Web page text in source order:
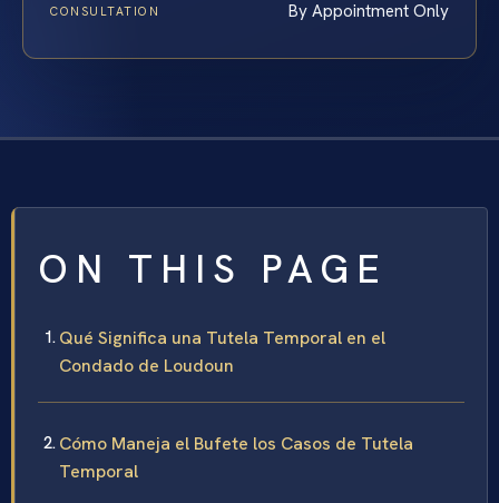
CONSULTATION By Appointment Only
ON THIS PAGE
Qué Significa una Tutela Temporal en el
Condado de Loudoun
Cómo Maneja el Bufete los Casos de Tutela
Temporal